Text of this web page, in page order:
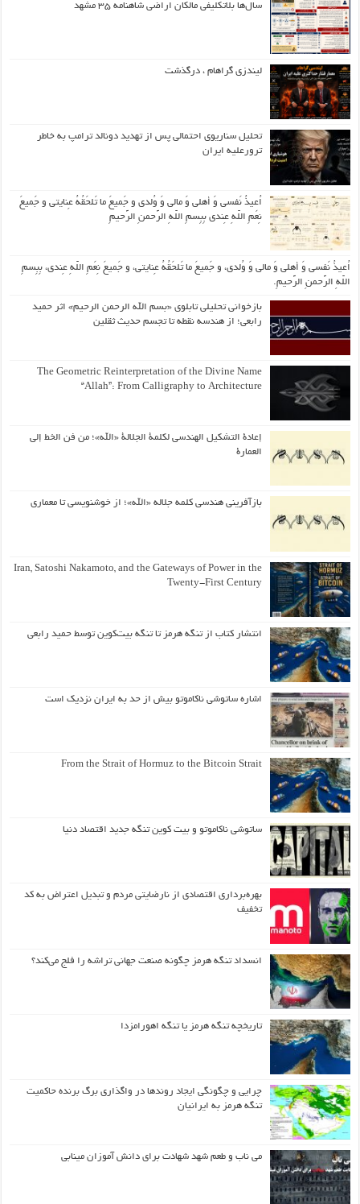
سال‌ها بلاتکلیفی مالکان اراضی شاهنامه ۳۵ مشهد
لیندزی گراهام ، درگذشت
تحلیل سناریوی احتمالی پس از تهدید دونالد ترامپ به خاطر
ترورعلیه ایران
اُعیذُ نَفسی وَ أهلی وَ مالی وَ وُلدی و جَمیعَ ما تَلحَقُهُ عِنایتی و جَمیعَ
نِعَمِ اللّهِ عِندی بِبِسمِ اللّهِ الرَّحمنِ الرَّحیمِ
اُعیذُ نَفسی وَ أهلی وَ مالی وَ وُلدی، و جَمیعَ ما تَلحَقُهُ عِنایتی، و جَمیعَ نِعَمِ اللّهِ عِندی، بِبِسمِ
اللّهِ الرَّحمنِ الرَّحیمِ.
بازخوانی تحلیلی تابلوی «بسم الله الرحمن الرحیم» اثر حمید
رابعی؛ از هندسه نقطه تا تجسم حدیث ثقلین
The Geometric Reinterpretation of the Divine Name
“Allah”: From Calligraphy to Architecture
إعادة التشكيل الهندسي لكلمة الجلالة «الله»؛ من فن الخط إلى
العمارة
بازآفرینی هندسی کلمه جلاله «الله»؛ از خوشنویسی تا معماری
Iran, Satoshi Nakamoto, and the Gateways of Power in the
Twenty-First Century
انتشار کتاب از تنگه هرمز تا تنگه بیت‌کوین توسط حمید رابعی
اشاره ساتوشی ناکاموتو بیش از حد به ایران نزدیک است
From the Strait of Hormuz to the Bitcoin Strait
ساتوشی ناکاموتو و بیت کوین تنگه جدید اقتصاد دنیا
بهره‌برداری اقتصادی از نارضایتی مردم و تبدیل اعتراض به کد
تخفیف
انسداد تنگه هرمز چگونه صنعت جهانی تراشه را فلج می‌کند؟
تاریخچه تنگه هرمز یا تنگه اهورامزدا
چرایی و چگونگی ایجاد روندها در واگذاری برگ برنده حاکمیت
تنگه هرمز به ایرانیان
می ناب و طعم شهد شهادت برای دانش آموزان مینابی